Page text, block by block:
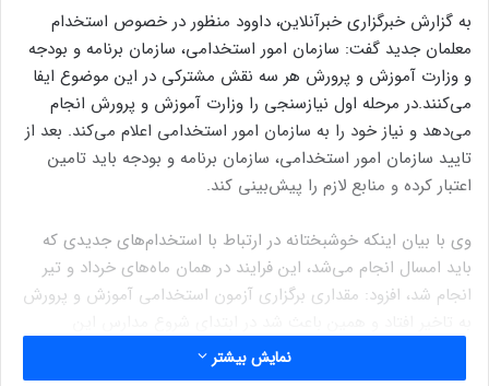
به گزارش خبرگزاری خبرآنلاین، داوود منظور در خصوص استخدام
معلمان جدید گفت: سازمان امور استخدامی، سازمان برنامه و بودجه
و وزارت آموزش و پرورش هر سه نقش مشترکی در این موضوع ایفا
می‌کنند.در مرحله اول نیازسنجی را وزارت آموزش و پرورش انجام
می‌دهد و نیاز خود را به سازمان امور استخدامی اعلام می‌کند. بعد از
تایید سازمان امور استخدامی، سازمان برنامه و بودجه باید تامین
اعتبار کرده و منابع لازم را پیش‌بینی کند.
وی با بیان اینکه خوشبختانه در ارتباط با استخدام‌های جدیدی که
باید امسال انجام می‌شد، این فرایند در همان ماه‌های خرداد و تیر
انجام شد، افزود: مقداری برگزاری آزمون استخدامی آموزش و پرورش
معلم‌های جدید نتوانند سرکلاس حاضر شوند. معلمان جدیدالورود
گزینش شده و شروع به‌کار کرده‌اند.
نمایش بیشتر